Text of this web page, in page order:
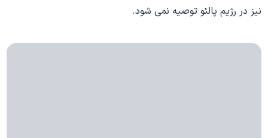
نیز در رژیم پالئو توصیه نمی شود.